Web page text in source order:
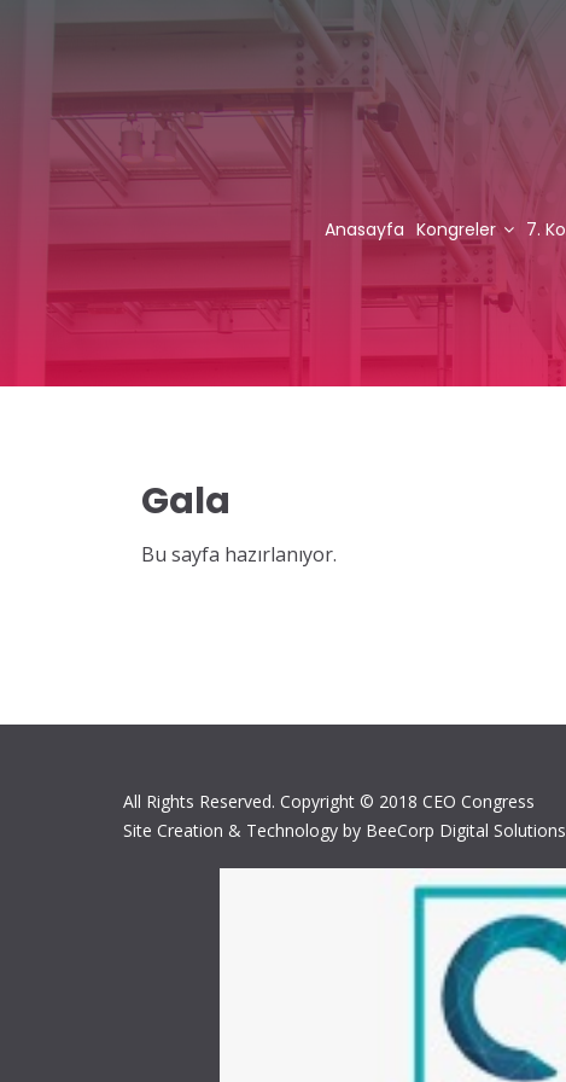
Anasayfa Kongreler 7.
Gala
Bu sayfa hazırlanıyor.
All Rights Reserved. Copyright © 2018 CEO Congress
Site Creation & Technology by BeeCorp Digital Solutions